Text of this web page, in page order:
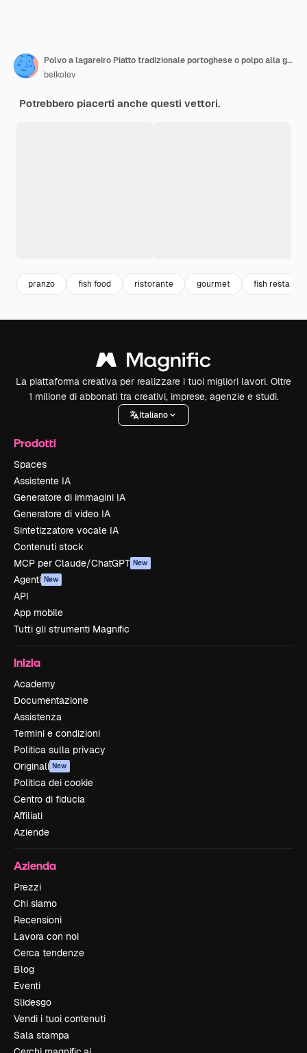
Polvo a lagareiro Piatto tradizionale portoghese o polpo alla griglia con patate
belkolev
Potrebbero piacerti anche questi vettori.
pranzo fish food ristorante gourmet fish
La piattaforma creativa per realizzare i tuoi migliori lavori. Oltre
1 milione di abbonati tra creativi, imprese, agenzie e studi.
Italiano
Prodotti
Spaces
Assistente IA
Generatore di immagini IA
Generatore di video IA
Sintetizzatore vocale IA
Contenuti stock
MCP per Claude/ChatGPT New
Agenti New
API
App mobile
Tutti gli strumenti Magnific
Inizia
Academy
Documentazione
Assistenza
Termini e condizioni
Politica sulla privacy
Originali New
Politica dei cookie
Centro di fiducia
Affiliati
Aziende
Azienda
Prezzi
Chi siamo
Recensioni
Lavora con noi
Cerca tendenze
Blog
Eventi
Slidesgo
Vendi i tuoi contenuti
Sala stampa